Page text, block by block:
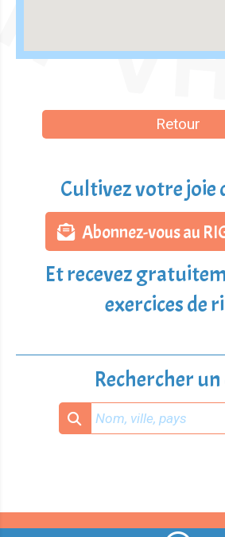
Retour
Cultivez votre joie
Abonnez-vous au
Et recevez
exercices de
Rechercher